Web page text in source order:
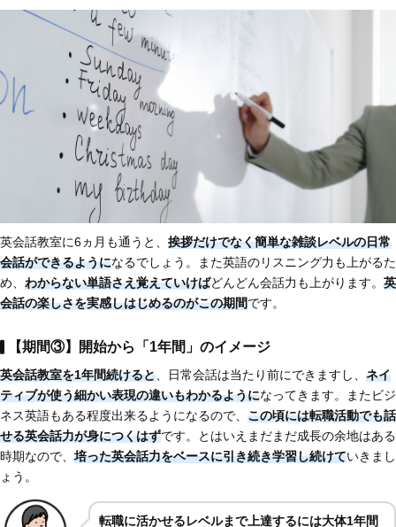
英会話教室に6ヵ月も通うと、 挨拶だけでなく簡単な雑談レベルの日常
会話ができるようになるでしょう。また英語のリスニング力も上がるた
め、 わからない単語さえ覚えていけばどんどん会話力も上がります。 英
会話の楽しさを実感しはじめるのがこの期間です。
【期間③】開始から「1年間」のイメージ
英会話教室を1年間続けると 、日常会話は当たり前にできますし、 ネイ
ティブが使う細かい表現の違いもわかるようになってきます。またビジ
ネス英語もある程度出来るようになるので、 この頃には転職活動でも話
せる英会話力が身につくはずです。とはいえまだまだ成長の余地はある
時期なので、培った英会話力をベースに引き続き学習し続けていきまし
ょう。
転職に活かせるレベルまで上達するには大体1年間